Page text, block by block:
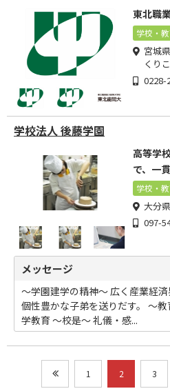
東北職
学校・
宮城
くり
0228-
学校法人 後藤学園
高等学
で、一
学校・
大分
097-
メッセージ
～学園建学の精神～ 広く産業経済
個性豊かな子弟を送りだす。 ～
学教育 ～校是～ 礼儀・感...
1 2 3